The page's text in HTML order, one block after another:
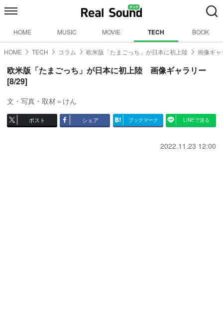
HOME MUSIC MOVIE TECH BOOK
HOME TECH コラム 欧米版「たまごっち」が日本に初上陸 画像ギ
欧米版「たまごっち」が日本に初上陸 画像ギャラリー
[8/29]
文・写真・取材＝けん
ポスト シェア ブックマーク LINEで送る
2022.11.23 12:00